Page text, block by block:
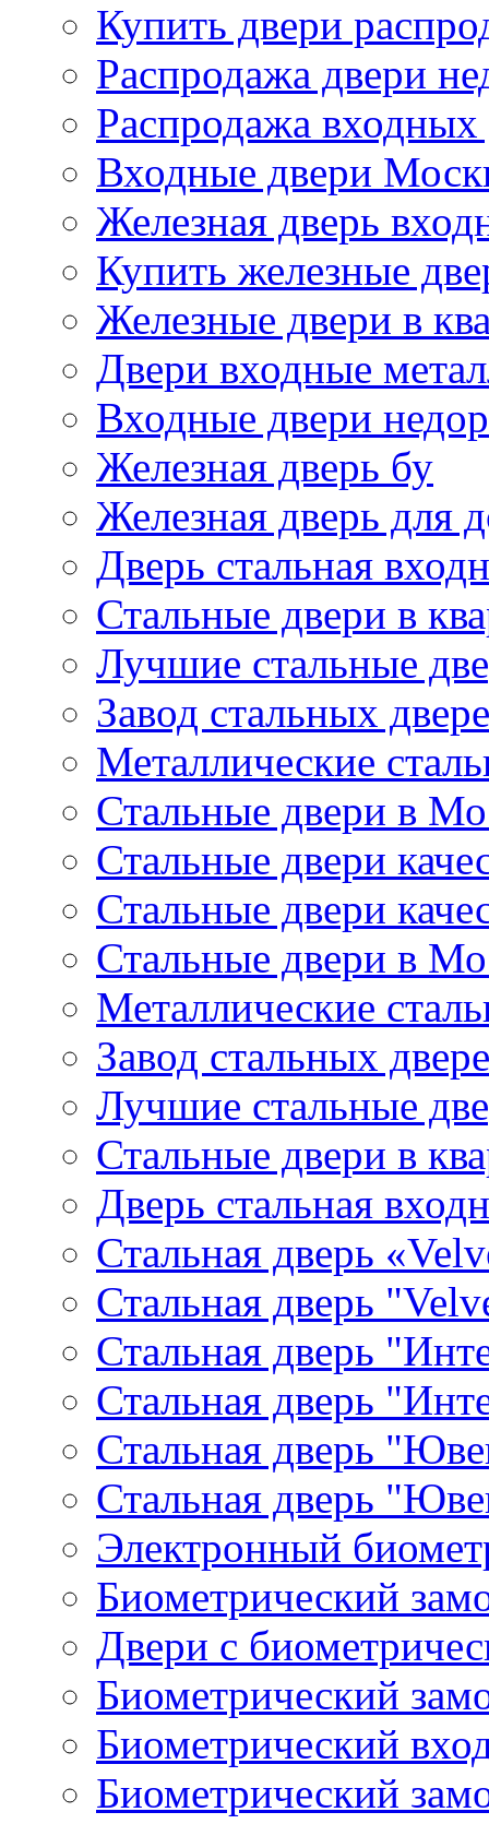
Купить двери
Распродажа двери
Распродажа
Входные двери
Железная дверь
Купить железные
Железные двери в
Двери входные
Входные двери
Железная дверь бу
Железная дверь для
Дверь стальная
Стальные двери в
Лучшие стальные
Завод стальных
Металлические
Стальные двери в
Стальные двери
Стальные двери
Стальные двери в
Металлические
Завод стальных
Лучшие стальные
Стальные двери в
Дверь стальная
Стальная дверь
Стальная дверь
Стальная дверь
Стальная дверь
Стальная дверь
Стальная дверь
Электронный
Биометрический
Двери с
Биометрический
Биометрический
Биометрический